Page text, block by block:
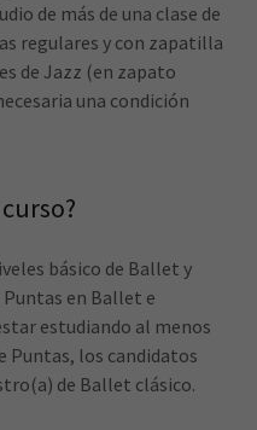
de más de una clase de
regulares y con zapatilla
de Jazz (en zapato
una condición
básico de Ballet y
en Ballet e
estudiando al menos
Puntas, los candidatos
de Ballet clásico.